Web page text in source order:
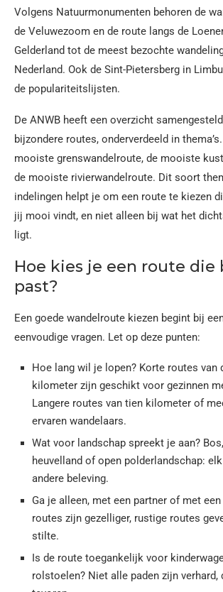
Volgens Natuurmonumenten behoren de
de Veluwezoom en de route langs de
Gelderland tot de meest bezochte
Nederland. Ook de Sint-Pietersberg in
de populariteitslijsten.
De ANWB heeft een overzicht
bijzondere routes, onderverdeeld in
mooiste grenswandelroute, de mooiste
de mooiste rivierwandelroute. Dit soort
indelingen helpt je om een route te kiezen
jij mooi vindt, en niet alleen bij wat het
ligt.
Hoe kies je een route die
past?
Een goede wandelroute kiezen begint bij
eenvoudige vragen. Let op deze punten:
Hoe lang wil je lopen? Korte routes van
kilometer zijn geschikt voor gezinnen
Langere routes van tien kilometer of
ervaren wandelaars.
Wat voor landschap spreekt je aan?
heuvelland of open polderlandschap:
andere beleving.
Ga je alleen, met een partner of met
routes zijn gezelliger, rustige routes
stilte.
Is de route toegankelijk voor
rolstoelen? Niet alle paden zijn verhard,